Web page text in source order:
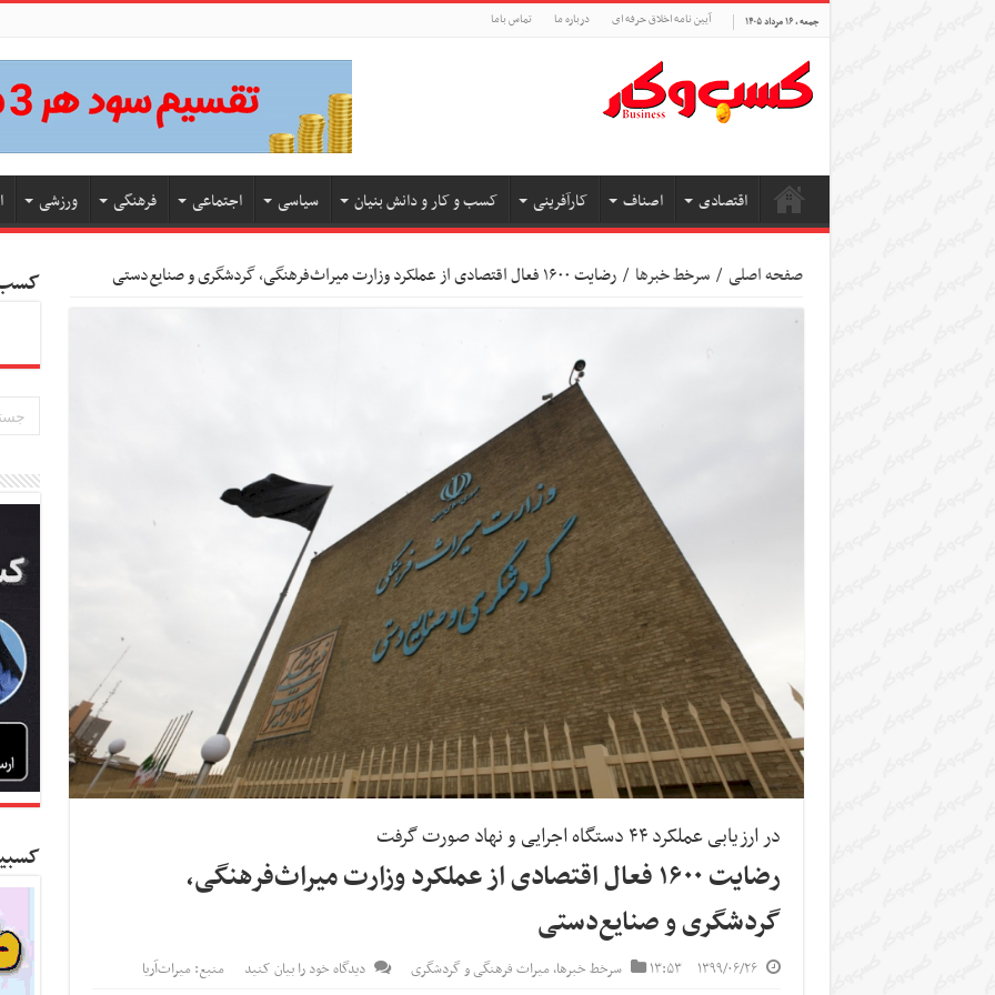
جمعه , ۱۶ مرداد ۱۴۰۵ آیین نامه اخلاق حرفه ای درباره ما تماس باما
اقتصادی اصناف کارآفرینی کسب و کار و دانش بنیان سیاسی اجتماعی فرهنگی ورزشی
صفحه اصلی / سرخط خبرها / رضایت ۱۶۰۰ فعال اقتصادی از عملکرد وزارت میراث‌فرهنگی، گردشگری و صنایع‌دستی
در ارزیابی عملکرد ۴۴ دستگاه اجرایی و نهاد صورت گرفت
رضایت ۱۶۰۰ فعال اقتصادی از عملکرد وزارت میراث‌فرهنگی،
گردشگری و صنایع‌دستی
۱۳۹۹/۰۶/۲۶ ۱۳:۵۳ سرخط خبرها,میراث فرهنگی و گردشگری دیدگاه خود را بیان کنید منبع: میراث‌آریا
کسب